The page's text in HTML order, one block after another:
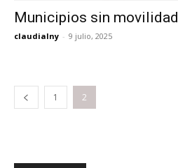
Municipios sin movilidad
claudialny - 9 julio, 2025
1 2